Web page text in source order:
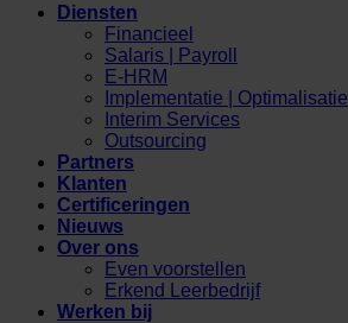
Diensten
Financieel
Salaris | Payroll
E-HRM
Implementatie | Optimalisatie
Interim Services
Outsourcing
Partners
Klanten
Certificeringen
Nieuws
Over ons
Even voorstellen
Erkend Leerbedrijf
Werken bij